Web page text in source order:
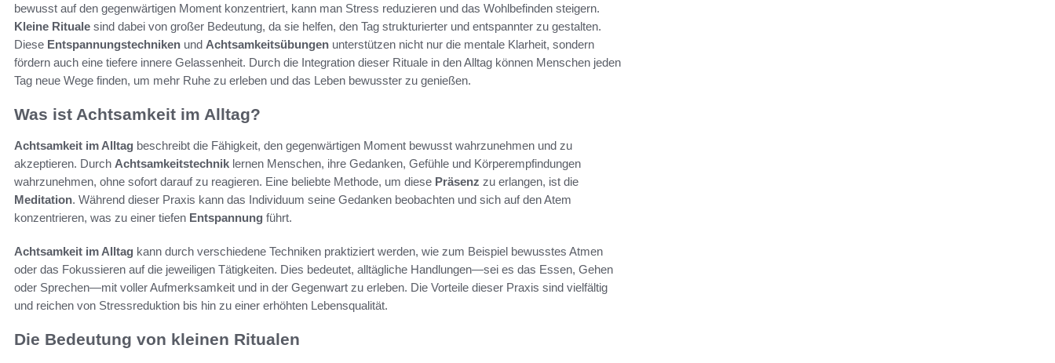
bewusst auf den gegenwärtigen Moment konzentriert, kann man Stress reduzieren und das Wohlbefinden steigern.
Kleine Rituale sind dabei von großer Bedeutung, da sie helfen, den Tag strukturierter und entspannter zu gestalten.
Diese Entspannungstechniken und Achtsamkeitsübungen unterstützen nicht nur die mentale Klarheit, sondern
fördern auch eine tiefere innere Gelassenheit. Durch die Integration dieser Rituale in den Alltag können Menschen jeden
Tag neue Wege finden, um mehr Ruhe zu erleben und das Leben bewusster zu genießen.
Was ist Achtsamkeit im Alltag?
Achtsamkeit im Alltag beschreibt die Fähigkeit, den gegenwärtigen Moment bewusst wahrzunehmen und zu
akzeptieren. Durch Achtsamkeitstechnik lernen Menschen, ihre Gedanken, Gefühle und Körperempfindungen
wahrzunehmen, ohne sofort darauf zu reagieren. Eine beliebte Methode, um diese Präsenz zu erlangen, ist die
Meditation. Während dieser Praxis kann das Individuum seine Gedanken beobachten und sich auf den Atem
konzentrieren, was zu einer tiefen Entspannung führt.
Achtsamkeit im Alltag kann durch verschiedene Techniken praktiziert werden, wie zum Beispiel bewusstes Atmen
oder das Fokussieren auf die jeweiligen Tätigkeiten. Dies bedeutet, alltägliche Handlungen—sei es das Essen, Gehen
oder Sprechen—mit voller Aufmerksamkeit und in der Gegenwart zu erleben. Die Vorteile dieser Praxis sind vielfältig
und reichen von Stressreduktion bis hin zu einer erhöhten Lebensqualität.
Die Bedeutung von kleinen Ritualen